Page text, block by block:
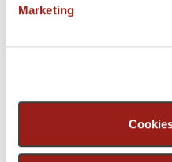
Erfahren Sie mehr darüber,
zu können und die Zugriffe
analysieren. Außerdem
Marketing